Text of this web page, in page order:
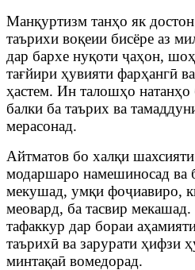
Манқуртизм танҳо як достон
таърихи воқеии бисёре аз
дар бархе нуқоти ҷаҳон,
тағйири ҳувияти фарҳангӣ
ҳастем. Ин талошҳо натанҳо
балки ба таърих ва
мерасонад.
Айтматов бо халқи
модаршаро намешиносад ва
мекушад, умқи фоҷиавиро,
меовард, ба тасвир
тафаккур дар бораи
таърихӣ ва зарурати ҳифзи
минтақаӣ вомедорад.